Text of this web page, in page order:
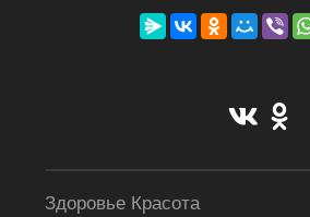
Здоровье Красота